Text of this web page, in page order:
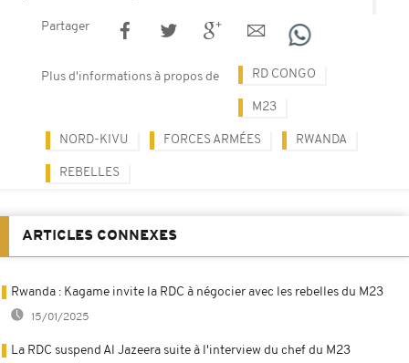
Partager
Plus d'informations à propos de RD CONGO
M23
NORD-KIVU FORCES ARMÉES RWANDA
REBELLES
ARTICLES CONNEXES
Rwanda : Kagame invite la RDC à négocier avec les rebelles du M23
15/01/2025
La RDC suspend Al Jazeera suite à l'interview du chef du M23